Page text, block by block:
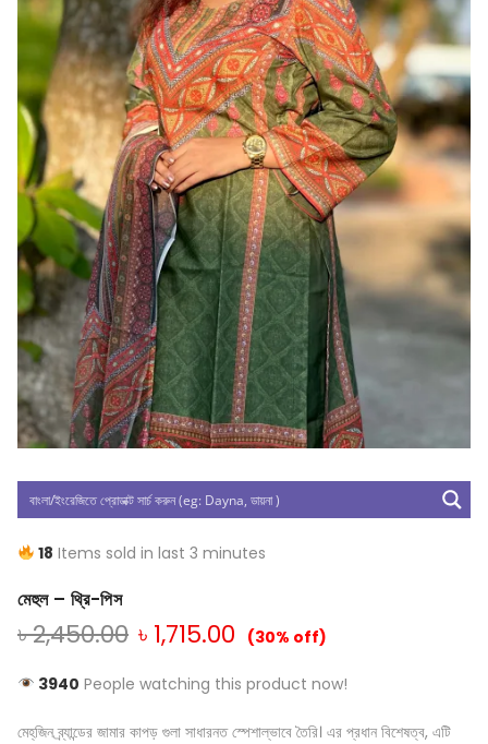
18 Items sold in last 3 minutes
মেহুল – থ্রি-পিস
৳2,450.00 ৳ 1,715.00 (30% off)
3940 People watching this product now!
মেহ্‌জিন ব্র্যান্ডের জামার কাপড় গুলা সাধারনত স্পেশাল্ভাবে তৈরি। এর প্রধান বিশেষত্ব, এটি